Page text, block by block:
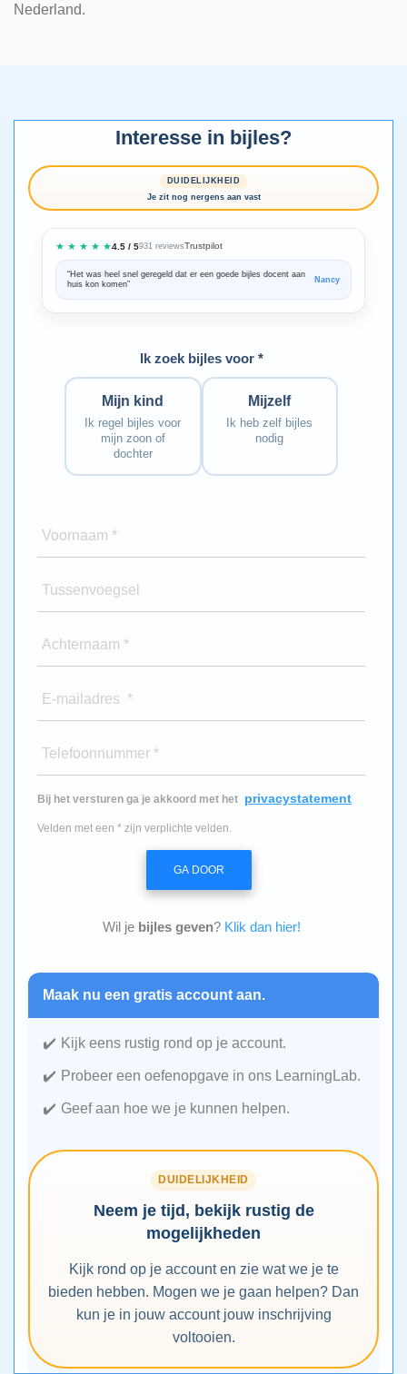
Nederland.
Interesse in bijles?
DUIDELIJKHEID
Je zit nog nergens aan vast
★ ★ ★ ★ ★4.5 / 5931 reviewsTrustpilot
“Het was heel snel geregeld dat er een goede bijles docent aan
huis kon komen”
Nancy
Ik zoek bijles voor *
Mijn kind
Ik regel bijles voor
mijn zoon of
dochter
Mijzelf
Ik heb zelf bijles
nodig
Voornaam *
Tussenvoegsel
Achternaam *
E-mailadres *
Telefoonnummer *
Bij het versturen ga je akkoord met het privacystatement
Velden met een * zijn verplichte velden.
GA DOOR
Wil je bijles geven? Klik dan hier!
Maak nu een gratis account aan.
Kijk eens rustig rond op je account.
Probeer een oefenopgave in ons LearningLab.
Geef aan hoe we je kunnen helpen.
DUIDELIJKHEID
Neem je tijd, bekijk rustig de
mogelijkheden
Kijk rond op je account en zie wat we je te
bieden hebben. Mogen we je gaan helpen? Dan
kun je in jouw account jouw inschrijving
voltooien.